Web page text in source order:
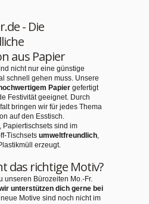
- Die
aus Papier
nicht nur eine günstige
schnell gehen muss. Unsere
hochwertigem Papier gefertigt
Festivität geeignet. Durch
bringen wir für jedes Thema
auf den Esstisch.
Papiertischsets sind im
Tischsets umweltfreundlich,
erzeugt.
das richtige Motiv?
unseren Bürozeiten Mo.-Fr.
unterstützen dich gerne bei
Motive sind noch nicht im